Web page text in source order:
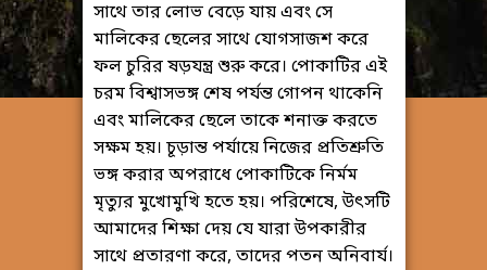
সাথে তার লোভ বেড়ে যায় এবং সে
মালিকের ছেলের সাথে যোগসাজশ করে
ফল চুরির ষড়যন্ত্র শুরু করে। পোকাটির এই
চরম বিশ্বাসভঙ্গ শেষ পর্যন্ত গোপন থাকেনি
এবং মালিকের ছেলে তাকে শনাক্ত করতে
সক্ষম হয়। চূড়ান্ত পর্যায়ে নিজের প্রতিশ্রুতি
ভঙ্গ করার অপরাধে পোকাটিকে নির্মম
মৃত্যুর মুখোমুখি হতে হয়। পরিশেষে, উৎসটি
আমাদের শিক্ষা দেয় যে যারা উপকারীর
সাথে প্রতারণা করে, তাদের পতন অনিবার্য।